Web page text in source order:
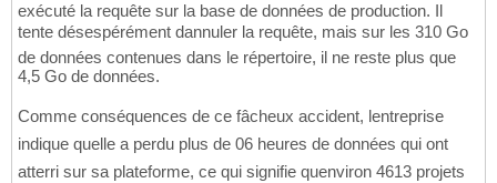
exécuté la requête sur la base de données de production. Il
tente désespérément dannuler la requête, mais sur les 310 Go
de données contenues dans le répertoire, il ne reste plus que
4,5 Go de données.
Comme conséquences de ce fâcheux accident, lentreprise
indique quelle a perdu plus de 06 heures de données qui ont
atterri sur sa plateforme, ce qui signifie quenviron 4613 projets